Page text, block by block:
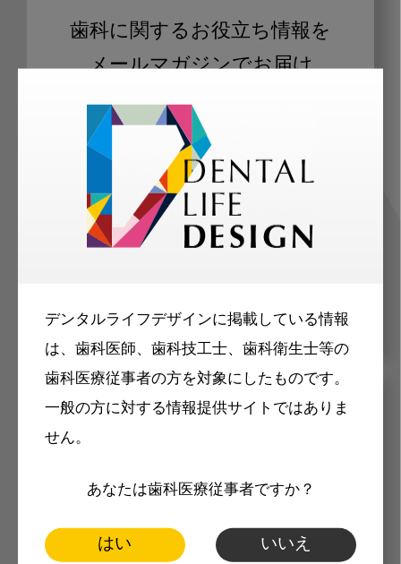
デンタルライフデザインに掲載している情報
は、歯科医師、歯科技工士、歯科衛生士等の
歯科医療従事者の方を対象にしたものです。
一般の方に対する情報提供サイトではありま
せん。
あなたは歯科医療従事者ですか？
はい いいえ
歯科に関するお役立ち情報を
メールマガジンでお届け
ご登録いただいた職種（歯科医師、歯
科衛生士、歯科技工士）に合わせた内
容のメールマガジンをお届けします。
メリット